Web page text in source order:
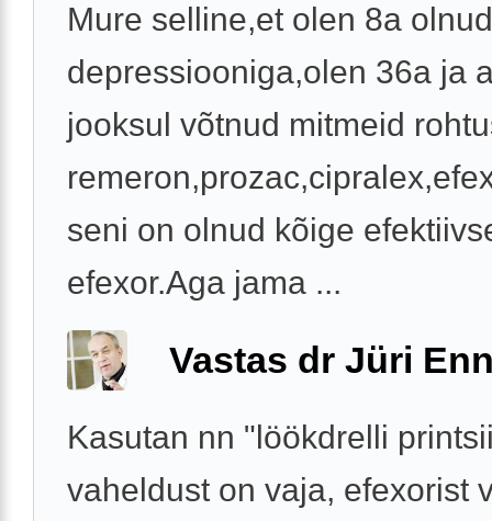
Mure selline,et olen 8a
depressiooniga,olen 36a ja
jooksul võtnud mitmeid
seni on olnud kõige
efexor.Aga jama ...
Vastas dr Jüri
Kasutan nn "löökdrelli
vaheldust on vaja, efexorist